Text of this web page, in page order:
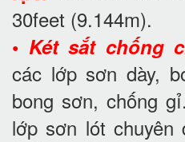
30feet (9.144m).
• Két sắt chống
các lớp sơn dày,
bong sơn, chống
lớp sơn lót chuyên